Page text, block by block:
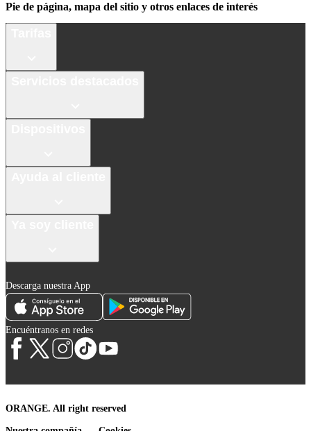
Pie de página, mapa del sitio y otros enlaces de interés
Descarga nuestra App
Encuéntranos en redes
ORANGE. All right reserved